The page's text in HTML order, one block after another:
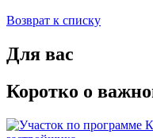
Возврат к списку
Для вас
Коротко о